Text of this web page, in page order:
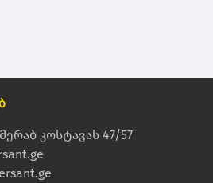
კოსტავას 47/57